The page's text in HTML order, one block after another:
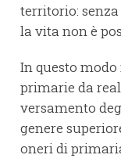
territorio:
la vita non è
In questo modo
primarie da
versamento
genere
oneri di